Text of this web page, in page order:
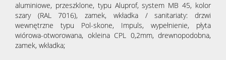
aluminiowe, przeszklone, typu Aluprof, system MB 45, kolor
szary (RAL 7016), zamek, wkładka / sanitariaty: drzwi
wewnętrzne typu Pol-skone, Impuls, wypełnienie, płyta
wiórowa-otworowana, okleina CPL 0,2mm, drewnopodobna,
zamek, wkładka;